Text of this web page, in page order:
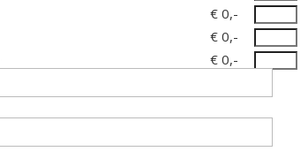
€ 0,-
€ 0,-
€ 0,-